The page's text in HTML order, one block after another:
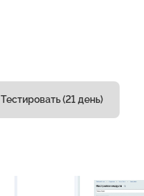
Тестировать (21 день)